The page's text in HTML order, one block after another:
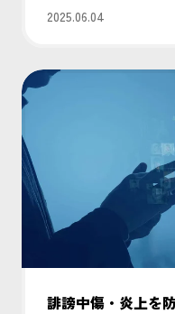
2025.06.04
誹謗中傷・炎上を